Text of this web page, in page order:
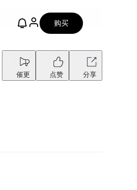
购买
催更 点赞 分享